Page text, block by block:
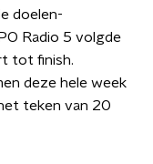
doelen-
Radio 5 volgde
tot finish.
deze hele week
teken van 20